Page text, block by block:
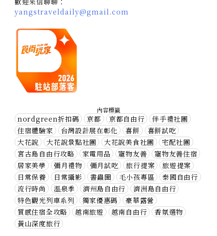
yangstraveldaily@gmail.com
內容標籤
nordgreen折扣碼 京都 京都自由行
伴手禮社團
住宿體驗家
台灣設計展在彰化 喜餅
喜餅試吃
大花說
大花說景點社團 大花說美食社團
宅配社團
宮古島自由行攻略
家電用品 寵物友善
寵物友善住宿
居家美學
彌月禮物 彌月試吃 旅行提案
旅遊提案
日常保養
日常攝影 書蟲圈 毛小孩專區
泰國自由行
流行時尚
溫泉季 濟州島自由行
濟洲島自由行
特色觀光列車系列
獨家優惠碼
豪華露營
質感住宿全攻略
越南旅遊 越南自由行
香氛選物
黃山深度旅行